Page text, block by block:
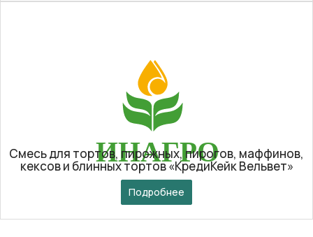
Смесь для тортов, пирожных, пирогов, маффинов,
кексов и блинных тортов «КредиКейк Вельвет»
Подробнее